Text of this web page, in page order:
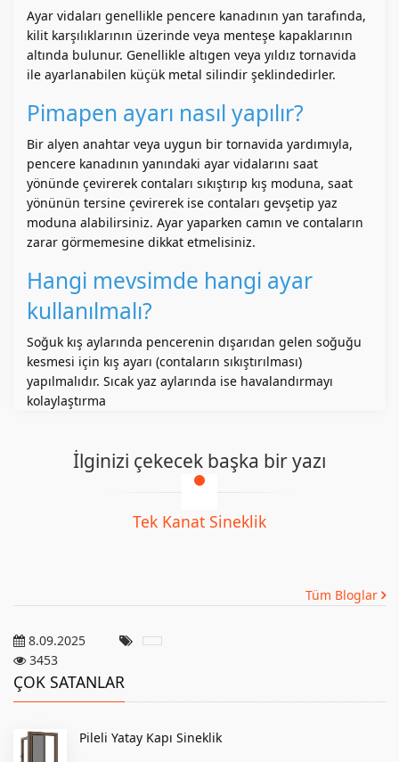
Ayar vidaları genellikle pencere kanadının yan tarafında,
kilit karşılıklarının üzerinde veya menteşe kapaklarının
altında bulunur. Genellikle altıgen veya yıldız tornavida
ile ayarlanabilen küçük metal silindir şeklindedirler.
Pimapen ayarı nasıl yapılır?
Bir alyen anahtar veya uygun bir tornavida yardımıyla,
pencere kanadının yanındaki ayar vidalarını saat
yönünde çevirerek contaları sıkıştırıp kış moduna, saat
yönünün tersine çevirerek ise contaları gevşetip yaz
moduna alabilirsiniz. Ayar yaparken camın ve contaların
zarar görmemesine dikkat etmelisiniz.
Hangi mevsimde hangi ayar
kullanılmalı?
Soğuk kış aylarında pencerenin dışarıdan gelen soğuğu
kesmesi için kış ayarı (contaların sıkıştırılması)
yapılmalıdır. Sıcak yaz aylarında ise havalandırmayı
kolaylaştırma
İlginizi çekecek başka bir yazı
Tek Kanat Sineklik
Tüm Bloglar
8.09.2025
3453
ÇOK SATANLAR
Pileli Yatay Kapı Sineklik